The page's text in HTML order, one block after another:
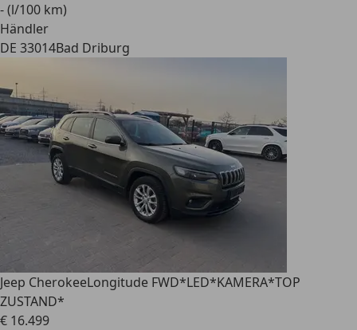
- (l/100 km)
Händler
DE 33014Bad Driburg
Jeep CherokeeLongitude FWD*LED*KAMERA*TOP
ZUSTAND*
€ 16.499